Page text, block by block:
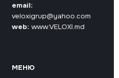
email:
veloxigrup@yahoo.com
web: www.VELOXI.md
МЕНЮ